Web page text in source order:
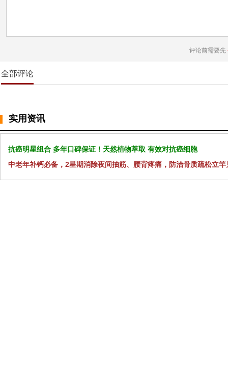
评论前需要先
全部评论
实用资讯
抗癌明星组合 多年口碑保证！天然植物萃取 有效对抗癌细胞
中老年补钙必备，2星期消除夜间抽筋、腰背疼痛，防治骨质疏松立竿